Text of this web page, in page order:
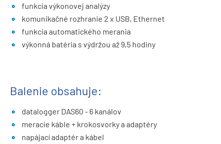
funkcia výkonovej analýzy
komunikačné rozhranie 2 x USB, Ethernet
funkcia automatického merania
výkonná batéria s výdržou až 9,5 hodiny
Balenie obsahuje:
datalogger DAS60 - 6 kanálov
meracie káble + krokosvorky a adaptéry
napájací adaptér a kábel